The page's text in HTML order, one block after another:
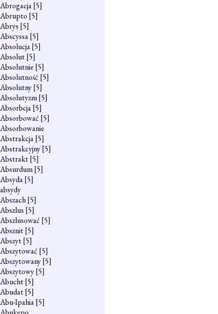
Abrogacja[5]
Abrupto [5]
Abrys [5]
Abscyssa[5]
Absolucja[5]
Absolut[5]
Absolutnie [5]
Absolutność [5]
Absolutny[5]
Absolutyzm[5]
Absorbcja[5]
Absorbować [5]
Absorbowanie
Abstrakcja[5]
Abstrakcyjny[5]
Abstrakt[5]
Absurdum[5]
Absyda[5]
absydy
Abszach[5]
Abszlus [5]
Abszlusować [5]
Absznit[5]
Abszyt[5]
Abszytować [5]
Abszytowany[5]
Abszytowy[5]
Abucht[5]
Abudat[5]
Abu-Ipahia[5]